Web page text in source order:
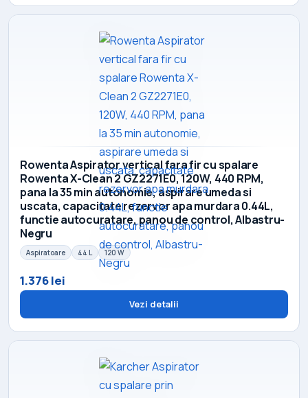
Rowenta Aspirator vertical fara fir cu spalare
Rowenta X-Clean 2 GZ2271E0, 120W, 440 RPM,
pana la 35 min autonomie, aspirare umeda si
uscata, capacitate rezervor apa murdara 0.44L,
functie autocuratare, panou de control, Albastru-
Negru
Aspiratoare 44 L 120 W
1.376 lei
Vezi detalii